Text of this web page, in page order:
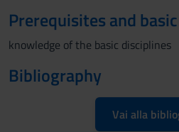
Prerequisites and
knowledge of the basic disciplines
Bibliography
Vai alla